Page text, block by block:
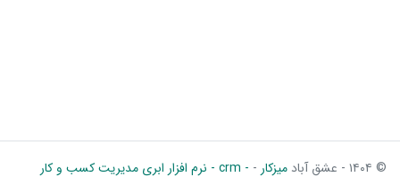
© ۱۴۰۴ - عشق آباد میزکار - - crm - نرم افزار ابری مدیریت کسب و کار